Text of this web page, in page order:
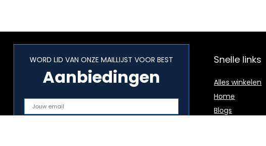
WORD LID VAN ONZE MAILLIJST VOOR BEST
Aanbiedingen
Snelle links
Alles winkelen
Home
Blogs